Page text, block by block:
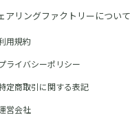
アリングファクトリーについて
用規約
ライバシーポリシー
定商取引に関する表記
営会社